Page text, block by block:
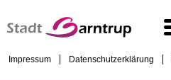
Impressum Datenschutzerklärung